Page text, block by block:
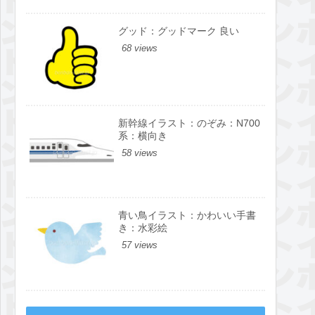
グッド：グッドマーク 良い
68 views
新幹線イラスト：のぞみ：N700
系：横向き
58 views
青い鳥イラスト：かわいい手書
き：水彩絵
57 views